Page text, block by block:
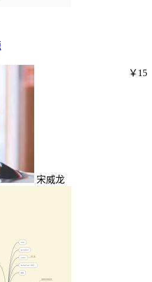
宋威龙
￥15